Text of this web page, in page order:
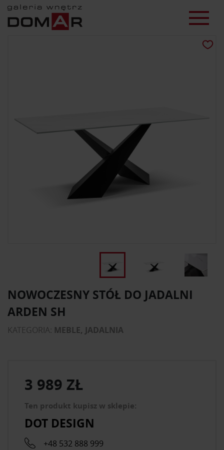
NOWOCZESNY STÓŁ DO JADALNI
ARDEN SH
KATEGORIA: MEBLE, JADALNIA
3 989 ZŁ
Ten produkt kupisz w sklepie:
DOT DESIGN
+48 532 888 999